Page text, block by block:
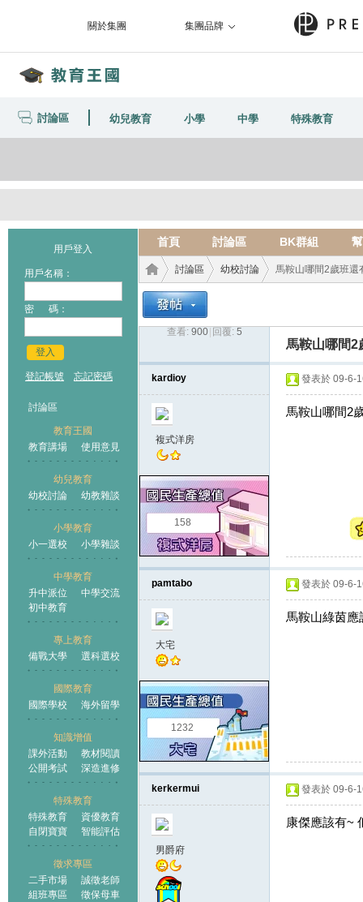
關於集團 集團品牌
討論區 幼兒教育 小學 中學 特殊教育
用戶登入
用戶名稱：
密 碼：
登入
登記帳號 忘記密碼
討論區
教育王國
教育講場
使用意見
幼兒教育
幼校討論
幼教雜談
小學教育
小一選校
小學雜談
中學教育
升中派位
中學交流
初中教育
專上教育
備戰大學
選科選校
國際教育
國際學校
海外留學
知識增值
課外活動
教材閱讀
公開考試
深造進修
特殊教育
特殊教育
資優教育
自閉寶寶
智能評估
徵求專區
二手市場
誠徵老師
組班專區
徵保母車
首頁 討論區 BK群組
王國
討論區
›
幼校討論 馬鞍山哪間2歲班還
查看: 900 回覆: 5
馬鞍山哪間2
kardioy
複式洋房
158
發表於 09-6-
馬鞍山哪間2
pamtabo
大宅
1232
發表於 09-6-
馬鞍山綠茵
kerkermui
男爵府
發表於 09-6-
康傑應該有~